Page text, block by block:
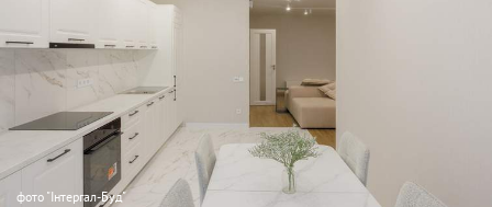
фото "Інтергал-Буд"